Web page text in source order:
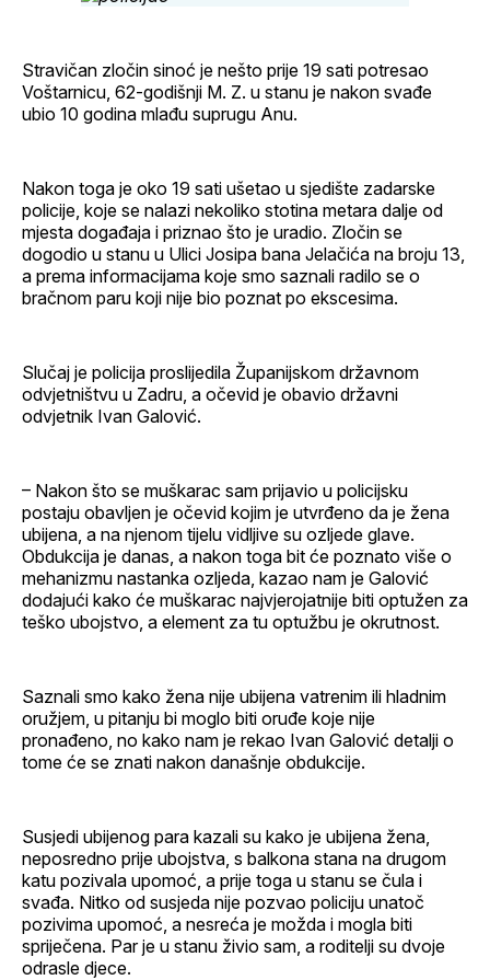
Stravičan zločin sinoć je nešto prije 19 sati potresao
Voštarnicu, 62-godišnji M. Z. u stanu je nakon svađe
ubio 10 godina mlađu suprugu Anu.
Nakon toga je oko 19 sati ušetao u sjedište zadarske
policije, koje se nalazi nekoliko stotina metara dalje od
mjesta događaja i priznao što je uradio. Zločin se
dogodio u stanu u Ulici Josipa bana Jelačića na broju 13,
a prema informacijama koje smo saznali radilo se o
bračnom paru koji nije bio poznat po ekscesima.
Slučaj je policija proslijedila Županijskom državnom
odvjetništvu u Zadru, a očevid je obavio državni
odvjetnik Ivan Galović.
– Nakon što se muškarac sam prijavio u policijsku
postaju obavljen je očevid kojim je utvrđeno da je žena
ubijena, a na njenom tijelu vidljive su ozljede glave.
Obdukcija je danas, a nakon toga bit će poznato više o
mehanizmu nastanka ozljeda, kazao nam je Galović
dodajući kako će muškarac najvjerojatnije biti optužen za
teško ubojstvo, a element za tu optužbu je okrutnost.
Saznali smo kako žena nije ubijena vatrenim ili hladnim
oružjem, u pitanju bi moglo biti oruđe koje nije
pronađeno, no kako nam je rekao Ivan Galović detalji o
tome će se znati nakon današnje obdukcije.
Susjedi ubijenog para kazali su kako je ubijena žena,
neposredno prije ubojstva, s balkona stana na drugom
katu pozivala upomoć, a prije toga u stanu se čula i
svađa. Nitko od susjeda nije pozvao policiju unatoč
pozivima upomoć, a nesreća je možda i mogla biti
spriječena. Par je u stanu živio sam, a roditelji su dvoje
odrasle djece.